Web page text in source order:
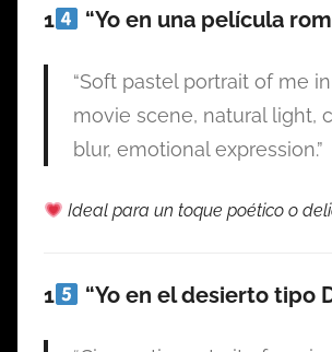
1 “Yo en una película
“Soft pastel portrait of me
movie scene, natural light,
blur, emotional expression.”
Ideal para un toque poético o
1 “Yo en el desierto tipo